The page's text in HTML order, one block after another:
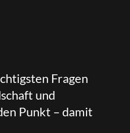
Fragen
und
Punkt – damit